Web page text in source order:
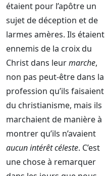
étaient pour l’apôtre un
sujet de déception et de
larmes amères. Ils étaient
ennemis de la croix du
Christ dans leurmarche,
non pas peut-être dans la
profession qu’ils faisaient
du christianisme, mais ils
marchaient de manière à
montrer qu’ils n’avaient
aucun intérêt céleste. C’est
une chose à remarquer